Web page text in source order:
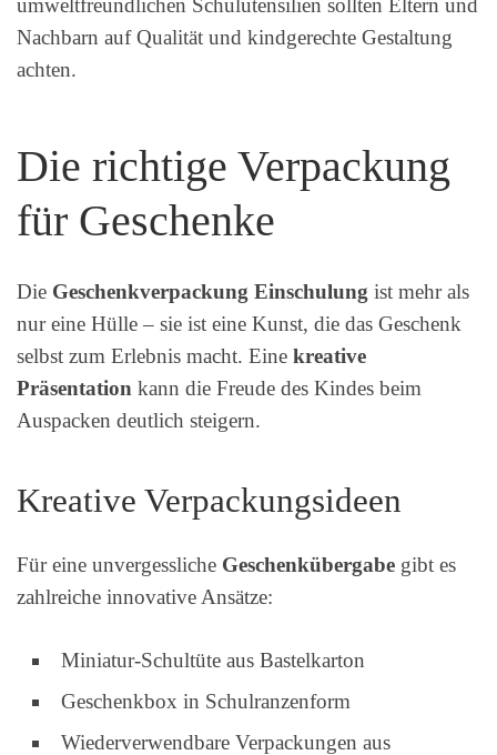
Nachbarn auf Qualität und kindgerechte Gestaltung
achten.
Die richtige Verpackung
für Geschenke
Die Geschenkverpackung Einschulung ist mehr als
nur eine Hülle – sie ist eine Kunst, die das Geschenk
selbst zum Erlebnis macht. Eine kreative
Präsentation kann die Freude des Kindes beim
Auspacken deutlich steigern.
Kreative Verpackungsideen
Für eine unvergessliche Geschenkübergabe gibt es
zahlreiche innovative Ansätze:
Miniatur-Schultüte aus Bastelkarton
Geschenkbox in Schulranzenform
Wiederverwendbare Verpackungen aus